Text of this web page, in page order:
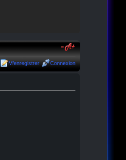
M’enregistrer Connexion